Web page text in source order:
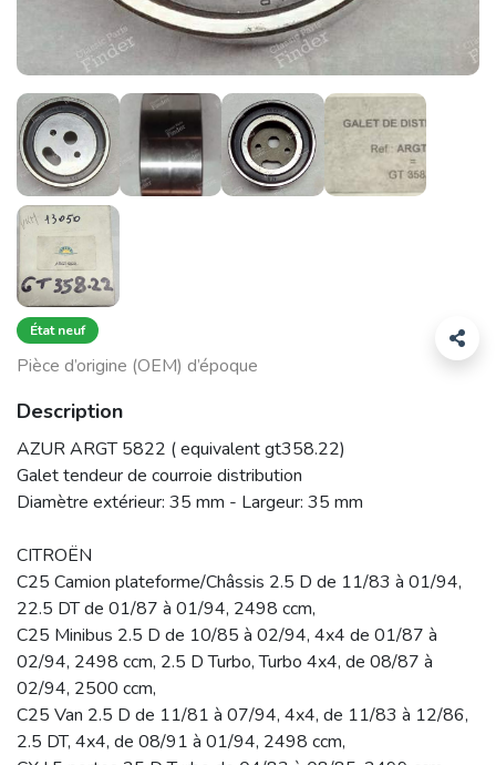
État neuf
Pièce d’origine (OEM) d’époque
Description
AZUR ARGT 5822 ( equivalent gt358.22)
Galet tendeur de courroie distribution
Diamètre extérieur: 35 mm - Largeur: 35 mm
CITROËN
C25 Camion plateforme/Châssis 2.5 D de 11/83 à 01/94,
22.5 DT de 01/87 à 01/94, 2498 ccm,
C25 Minibus 2.5 D de 10/85 à 02/94, 4x4 de 01/87 à
02/94, 2498 ccm, 2.5 D Turbo, Turbo 4x4, de 08/87 à
02/94, 2500 ccm,
C25 Van 2.5 D de 11/81 à 07/94, 4x4, de 11/83 à 12/86,
2.5 DT, 4x4, de 08/91 à 01/94, 2498 ccm,